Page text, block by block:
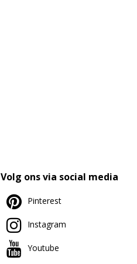
Volg ons via social media
Pinterest
Instagram
Youtube